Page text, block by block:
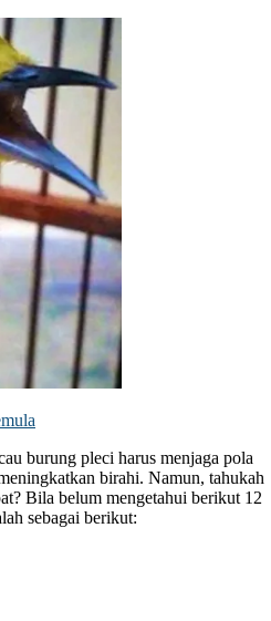
burung pleci harus menjaga pola
birahi. Namun, tahukah
Bila belum mengetahui berikut 12
sebagai berikut: